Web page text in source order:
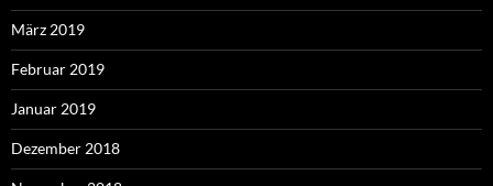
März 2019
Februar 2019
Januar 2019
Dezember 2018